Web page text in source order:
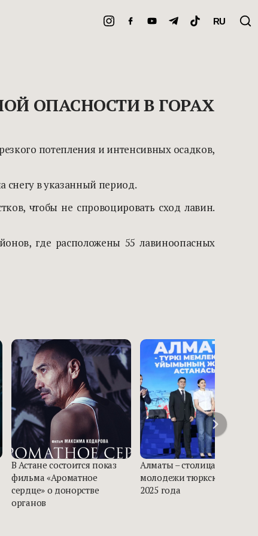
RU
ОПАСНОСТИ В ГОРАХ
потепления и интенсивных осадков,
снегу в указанный период.
чтобы не спровоцировать сход лавин.
где расположены 55 лавиноопасных
В Астане состоится показ
фильма «Ароматное
сердце» о донорстве
органов
Алматы – столица
молодежи тюркского мира
2025 года